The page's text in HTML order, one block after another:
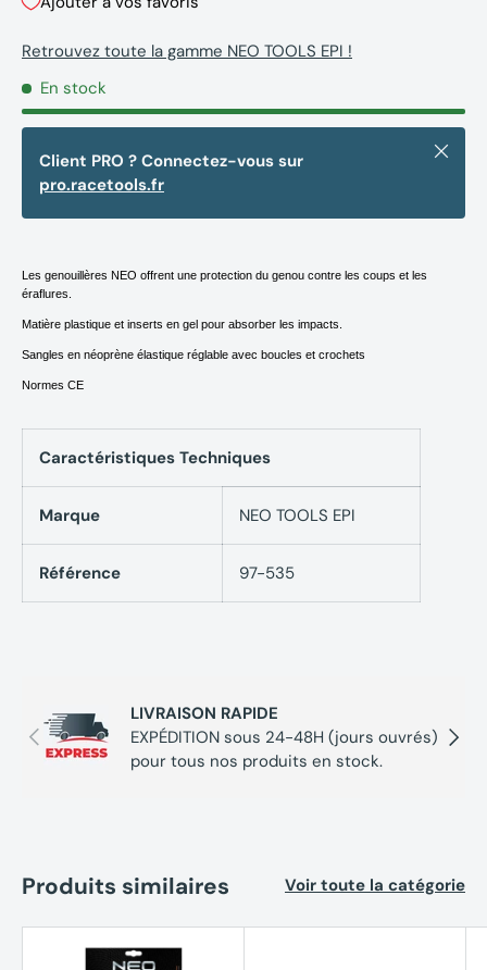
Retrouvez toute la gamme NEO TOOLS EPI !
En stock
Client PRO ? Connectez-vous sur
pro.racetools.fr
Fermer
Les genouillères NEO offrent une protection du genou contre les coups et les
éraflures.
Matière plastique et inserts en gel pour absorber les impacts.
Sangles en néoprène élastique réglable avec boucles et crochets
Normes CE
Caractéristiques Techniques
Marque NEO TOOLS EPI
Référence 97-535
Précédent
LIVRAISON RAPIDE
EXPÉDITION sous 24-48H (jours ouvrés)
pour tous nos produits en stock.
Produits similaires Voir toute la catégorie